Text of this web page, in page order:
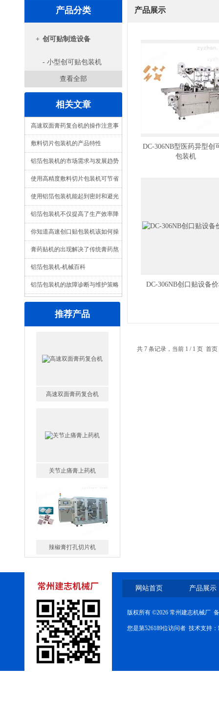
产品分类
+ 创可贴制造设备
- 小型创可贴包装机
查看全部
相关文章
高速双面膏药复合机的操作注意事
敷料切片包装机的产品特性
铝箔包装机的市场需求与发展趋势
使用高精度敷料切片包装机可节省
大量的人力成本
使用铝箔包装机能起到密封和避光
的作用延长了保质期
铝箔包装机不仅提高了生产效率降
低了生产成本
你知道高速创口贴包装机该如何操
作及保养么
膏药贴机的出现解决了传统膏药熬
制费力的缺点
铝箔包装机-机械百科
铝箔包装机的故障诊断与维护策略
推荐产品
高速双面膏药复合机
关节止痛膏上药机
辣椒膏打孔切片机
异型创可贴包装机
产品展示
DC-306NB型医药异型创
包装机
DC-306NB创口贴设备
共 7 条记录，当前 1 / 1 页 首
网站首页 产品展示
版权所有 ©2026 常州建志机械厂
您是第526189位访问者 技术支持：